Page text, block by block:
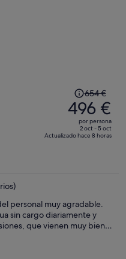
El
precio
era
654 €,
por
persona
654 €
496 €
por persona
2 oct - 5 oct
Actualizado hace 8 horas
personal muy agradable.
sin cargo diariamente y
que vienen muy bien